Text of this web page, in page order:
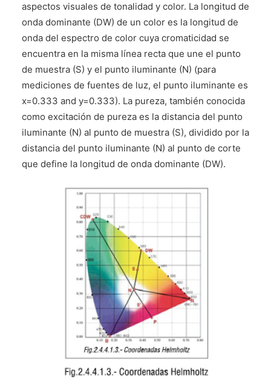
aspectos visuales de tonalidad y color. La longitud de
onda dominante (DW) de un color es la longitud de
onda del espectro de color cuya cromaticidad se
encuentra en la misma línea recta que une el punto
de muestra (S) y el punto iluminante (N) (para
mediciones de fuentes de luz, el punto iluminante es
x=0.333 and y=0.333). La pureza, también conocida
como excitación de pureza es la distancia del punto
iluminante (N) al punto de muestra (S), dividido por la
distancia del punto iluminante (N) al punto de corte
que define la longitud de onda dominante (DW).